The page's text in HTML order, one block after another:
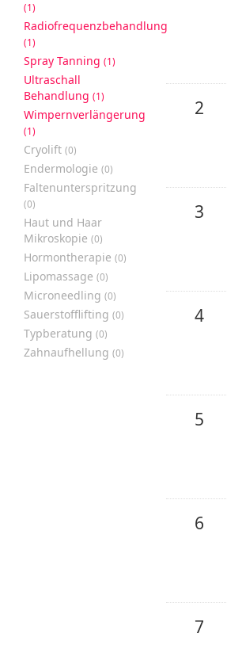
(1)
Radiofrequenzbehandlung
(1)
Spray Tanning (1)
Ultraschall
Behandlung (1)
Wimpernverlängerung
(1)
Cryolift (0)
Endermologie (0)
Faltenunterspritzung
(0)
Haut und Haar
Mikroskopie (0)
Hormontherapie (0)
Lipomassage (0)
Microneedling (0)
Sauerstofflifting (0)
Typberatung (0)
Zahnaufhellung (0)
2
3
4
5
6
7